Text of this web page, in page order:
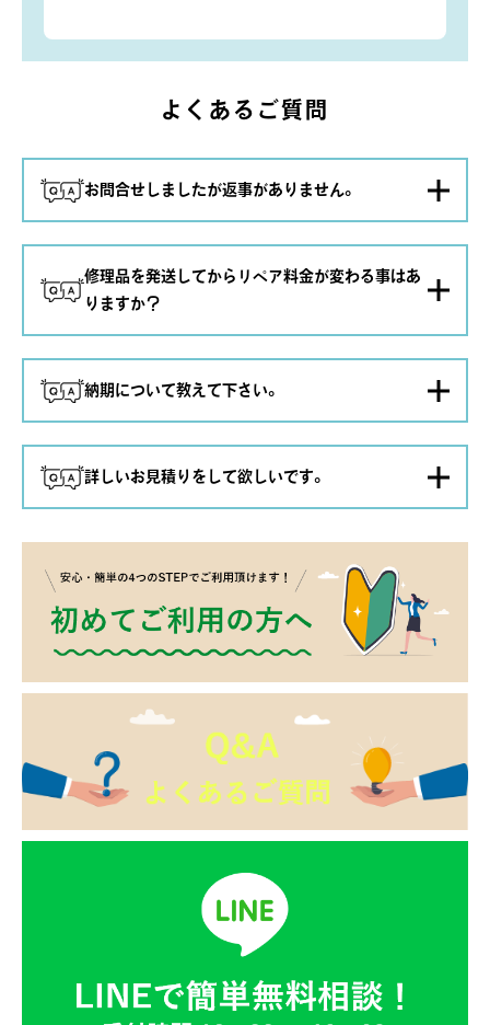
よくあるご質問
お問合せしましたが返事がありません。
お問合せを頂いた後、基本的に遅くとも翌営業日もしく
は、翌々営業日にはお返事をさせていただいております。
返事が無い場合、セキュリティーの設定で受信されない
か、迷惑フォルダーに振り分けされている場合がございま
す。
もしくは、登録いただいたメールアドレスが間違えている
3営業日を過ぎても返事が来ない場合は、お手数ですが、ご
一報ください。
お電話対応時間：10:00～19：00
定休日：日曜・祝日
修理品を発送してからリペア料金が変わる事はあ
りますか？
無料診断の内容から、お見積りをさせていただいておりま
すが、料金が変わる可能性がある場合は、 その都度、想定
して、ご案内させていただいております。
明確なお見積の場合、変動するケースはございません。
変動する場合は、明確な理由を添えて、ご案内させていた
・無料診断にて、シミや汚れの修復をお問合せいただきま
したが、実際に見てみると、糸のホツレがある場合。
・画像で頂いた以外にも劣化が見られた場合。
場合。
※画像は、沢山お送りいただいても問題ございません。
納期について教えて下さい。
○色褪せやしみなどのメンテナンス
約40日～45日
○制作交換(ハンドル交換など)
約30日～35日
○内側張替え
約30日～40日
約20日～30日
※お急ぎの場合、状態や構造で対応が出来ない場合がござ
います。
せにてご確認くださいませ。
詳しいお見積りをして欲しいです。
りいただきますと、より詳しいお見積もり仕上がり感や工
程のご案内が可能です。
下記フォームよりお気軽にお問合せ下さいませ。